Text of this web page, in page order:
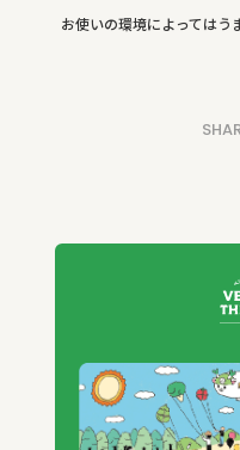
お使いの環境によってはう